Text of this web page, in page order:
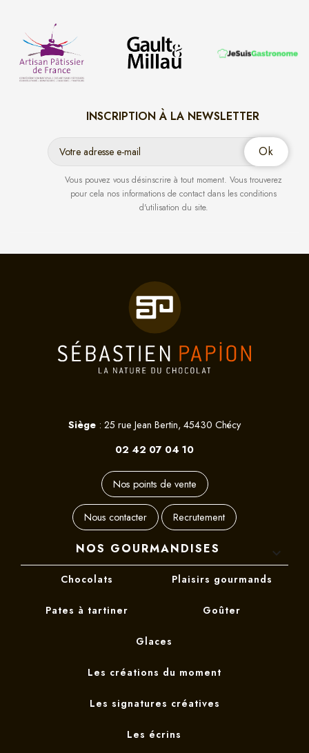
INSCRIPTION À LA NEWSLETTER
Vous pouvez vous désinscrire à tout moment. Vous trouverez
pour cela nos informations de contact dans les conditions
d'utilisation du site.
Siège : 25 rue Jean Bertin, 45430 Chécy
02 42 07 04 10
Nos points de vente
Nous contacter Recrutement
NOS GOURMANDISES 
Chocolats Plaisirs gourmands
Pates à tartiner Goûter
Glaces
Les créations du moment
Les signatures créatives
Les écrins